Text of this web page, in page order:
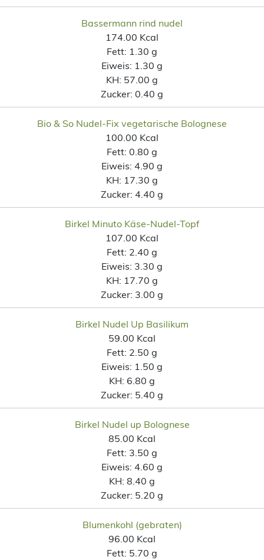
Bassermann rind nudel
174.00 Kcal
Fett: 1.30 g
Eiweis: 1.30 g
KH: 57.00 g
Zucker: 0.40 g
Bio & So Nudel-Fix vegetarische Bolognese
100.00 Kcal
Fett: 0.80 g
Eiweis: 4.90 g
KH: 17.30 g
Zucker: 4.40 g
Birkel Minuto Käse-Nudel-Topf
107.00 Kcal
Fett: 2.40 g
Eiweis: 3.30 g
KH: 17.70 g
Zucker: 3.00 g
Birkel Nudel Up Basilikum
59.00 Kcal
Fett: 2.50 g
Eiweis: 1.50 g
KH: 6.80 g
Zucker: 5.40 g
Birkel Nudel up Bolognese
85.00 Kcal
Fett: 3.50 g
Eiweis: 4.60 g
KH: 8.40 g
Zucker: 5.20 g
Blumenkohl (gebraten)
96.00 Kcal
Fett: 5.70 g